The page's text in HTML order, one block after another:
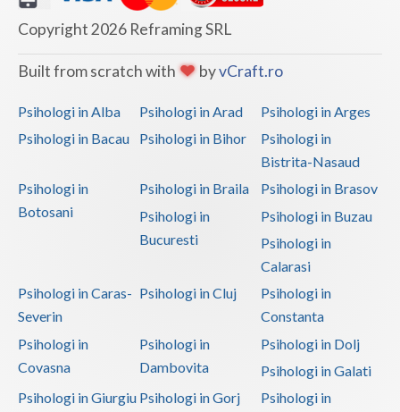
Copyright 2026 Reframing SRL
Built from scratch with byvCraft.ro
Psihologi in Alba Psihologi in Arad
Psihologi in Arges
Psihologi in Bacau
Psihologi in Bihor
Psihologi in
Bistrita-Nasaud
Psihologi in
Botosani
Psihologi in Braila
Psihologi in Brasov
Psihologi in
Bucuresti
Psihologi in Buzau
Psihologi in
Calarasi
Psihologi in Caras-
Severin
Psihologi in Cluj
Psihologi in
Constanta
Psihologi in
Covasna
Psihologi in
Dambovita
Psihologi in Dolj
Psihologi in Galati
Psihologi in Giurgiu Psihologi in Gorj Psihologi in